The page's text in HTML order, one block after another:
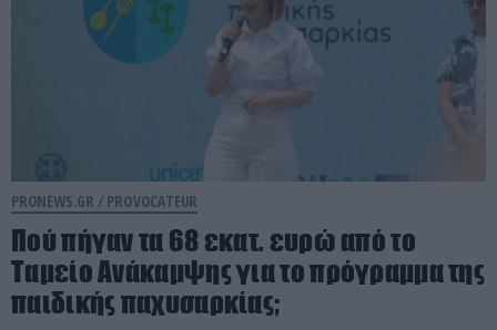
PRONEWS.GR / PROVOCATEUR
Πού πήγαν τα 68 εκατ. ευρώ από το
Ταμείο Ανάκαμψης για το πρόγραμμα της
παιδικής παχυσαρκίας;